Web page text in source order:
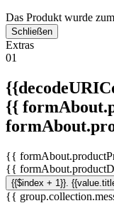
Das Produkt wurde
Schließen
Extras
01
{{
{{
{{
{{$index + 1}}.
{{